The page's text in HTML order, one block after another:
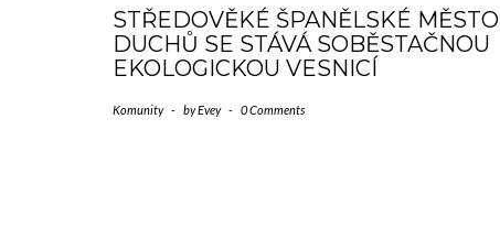
STŘEDOVĚKÉ ŠPANĚLSKÉ MĚSTO
DUCHŮ SE STÁVÁ SOBĚSTAČNOU
EKOLOGICKOU VESNICÍ
Komunity - byEvey - 0 Comments